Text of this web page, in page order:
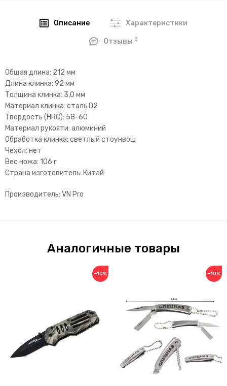
Описание Характеристики
Отзывы0
Общая длина: 212 мм
Длина клинка: 92 мм
Толщина клинка: 3,0 мм
Материал клинка: сталь D2
Твердость (HRC): 58-60
Материал рукояти: алюминий
Обработка клинка: светлый стоунвош
Чехол: нет
Вес ножа: 106 г
Страна изготовитель: Китай
Производитель: VN Pro
Аналогичные товары
−10% −10%